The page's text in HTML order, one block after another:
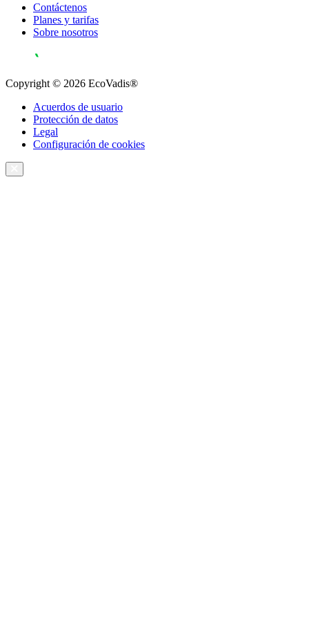
Contáctenos
Planes y tarifas
Sobre nosotros
Copyright © 2026 EcoVadis®
Acuerdos de usuario
Protección de datos
Legal
Configuración de cookies